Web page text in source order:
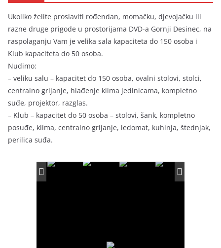
Ukoliko želite proslaviti rođendan, momačku, djevojačku ili
razne druge prigode u prostorijama DVD-a Gornji Desinec, na
raspolaganju Vam je velika sala kapaciteta do 150 osoba i
Klub kapaciteta do 50 osoba.
Nudimo:
– veliku salu – kapacitet do 150 osoba, ovalni stolovi, stolci,
centralno grijanje, hlađenje klima jedinicama, kompletno
suđe, projektor, razglas.
– Klub – kapacitet do 50 osoba – stolovi, šank, kompletno
posuđe, klima, centralno grijanje, ledomat, kuhinja, štednjak,
perilica suđa.